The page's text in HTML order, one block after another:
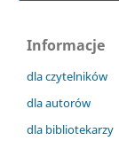
Informacje
dla czytelników
dla autorów
dla bibliotekarzy